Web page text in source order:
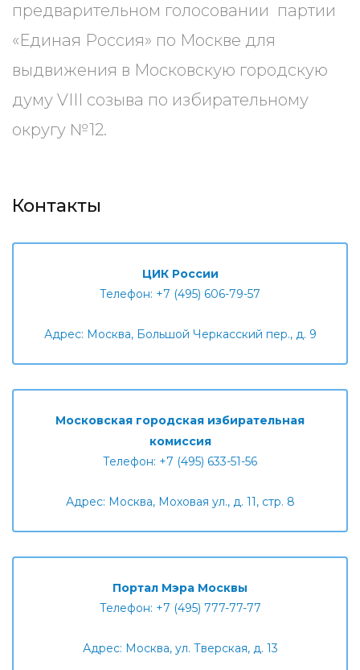
предварительном голосовании партии
«Единая Россия» по Москве для
выдвижения в Московскую городскую
думу VIII созыва по избирательному
округу №12.
Контакты
ЦИК России
Телефон: +7 (495) 606-79-57
Адрес: Москва, Большой Черкасский пер., д. 9
Московская городская избирательная
комиссия
Телефон: +7 (495) 633-51-56
Адрес: Москва, Моховая ул., д. 11, стр. 8
Портал Мэра Москвы
Телефон: +7 (495) 777-77-77
Адрес: Москва, ул. Тверская, д. 13